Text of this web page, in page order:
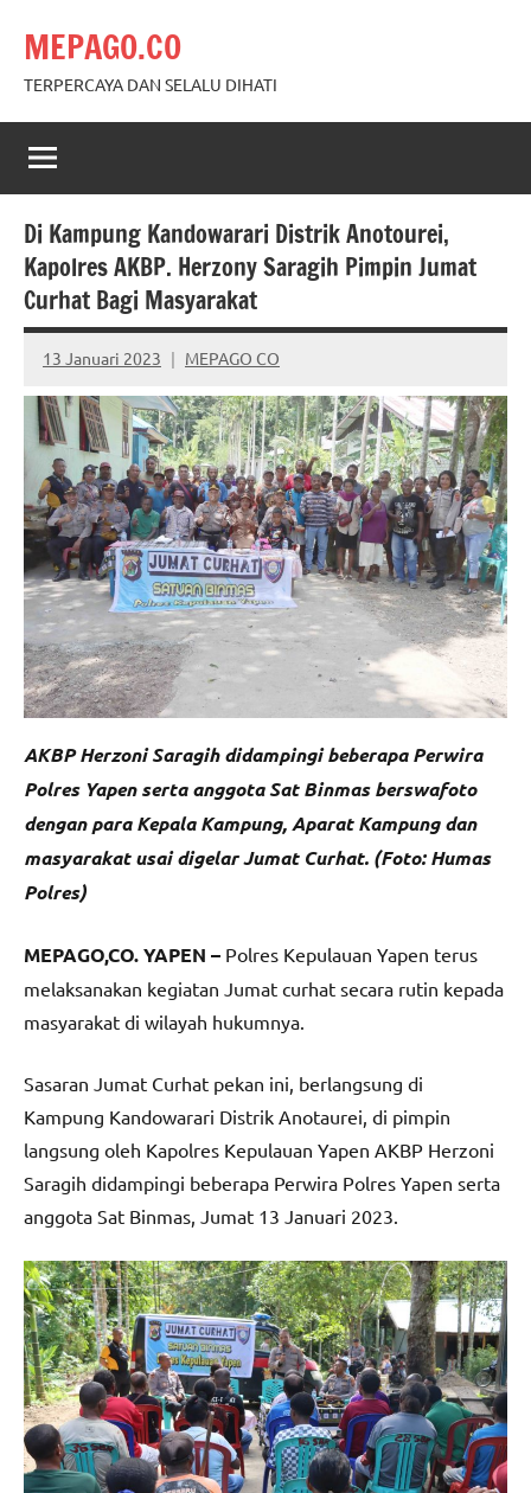
content
MEPAGO.CO
TERPERCAYA DAN SELALU DIHATI
Di Kampung Kandowarari Distrik Anotourei,
Kapolres AKBP. Herzony Saragih Pimpin Jumat
Curhat Bagi Masyarakat
13 Januari 2023 MEPAGO CO
No
comments
AKBP Herzoni Saragih didampingi beberapa Perwira
Polres Yapen serta anggota Sat Binmas berswafoto
dengan para Kepala Kampung, Aparat Kampung dan
masyarakat usai digelar Jumat Curhat. (Foto: Humas
Polres)
MEPAGO,CO. YAPEN – Polres Kepulauan Yapen terus
melaksanakan kegiatan Jumat curhat secara rutin kepada
masyarakat di wilayah hukumnya.
Sasaran Jumat Curhat pekan ini, berlangsung di
Kampung Kandowarari Distrik Anotaurei, di pimpin
langsung oleh Kapolres Kepulauan Yapen AKBP Herzoni
Saragih didampingi beberapa Perwira Polres Yapen serta
anggota Sat Binmas, Jumat 13 Januari 2023.